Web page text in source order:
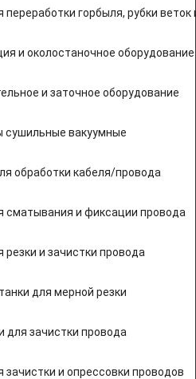
переработки горбыля, рубки веток
и околостаночное оборудование
и заточное оборудование
вакуумные
обработки кабеля/провода
сматывания и фиксации провода
резки и зачистки провода
для мерной резки
для зачистки провода
зачистки и опрессовки проводов